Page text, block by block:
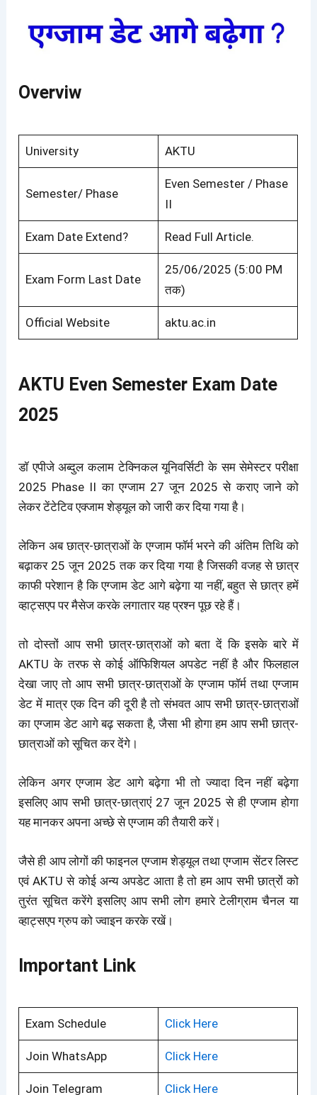
Overviw
University AKTU
Semester/ Phase
Even Semester / Phase
II
Exam Date Extend? Read Full Article.
Exam Form Last Date
25/06/2025 (5:00 PM
तक)
Official Website aktu.ac.in
AKTU Even Semester Exam Date
2025
डॉ एपीजे अब्दुल कलाम टेक्निकल यूनिवर्सिटी के सम सेमेस्टर परीक्षा
2025 Phase II का एग्जाम 27 जून 2025 से कराए जाने को
लेकर टेंटेटिव एक्जाम शेड्यूल को जारी कर दिया गया है।
लेकिन अब छात्र-छात्राओं के एग्जाम फॉर्म भरने की अंतिम तिथि को
बढ़ाकर 25 जून 2025 तक कर दिया गया है जिसकी वजह से छात्र
काफी परेशान है कि एग्जाम डेट आगे बढ़ेगा या नहीं, बहुत से छात्र हमें
व्हाट्सएप पर मैसेज करके लगातार यह प्रश्न पूछ रहे हैं।
तो दोस्तों आप सभी छात्र-छात्राओं को बता दें कि इसके बारे में
AKTU के तरफ से कोई ऑफिशियल अपडेट नहीं है और फिलहाल
देखा जाए तो आप सभी छात्र-छात्राओं के एग्जाम फॉर्म तथा एग्जाम
डेट में मात्र एक दिन की दूरी है तो संभवत आप सभी छात्र-छात्राओं
का एग्जाम डेट आगे बढ़ सकता है, जैसा भी होगा हम आप सभी छात्र-
छात्राओं को सूचित कर देंगे।
लेकिन अगर एग्जाम डेट आगे बढ़ेगा भी तो ज्यादा दिन नहीं बढ़ेगा
इसलिए आप सभी छात्र-छात्राएं 27 जून 2025 से ही एग्जाम होगा
यह मानकर अपना अच्छे से एग्जाम की तैयारी करें।
जैसे ही आप लोगों की फाइनल एग्जाम शेड्यूल तथा एग्जाम सेंटर लिस्ट
एवं AKTU से कोई अन्य अपडेट आता है तो हम आप सभी छात्रों को
तुरंत सूचित करेंगे इसलिए आप सभी लोग हमारे टेलीग्राम चैनल या
व्हाट्सएप ग्रुप को ज्वाइन करके रखें।
Important Link
Exam Schedule Click Here
Join WhatsApp Click Here
Join Telegram Click Here